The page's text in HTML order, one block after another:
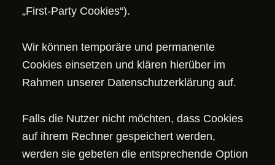
„First-Party Cookies“).
Wir können temporäre und permanente
Cookies einsetzen und klären hierüber im
Rahmen unserer Datenschutzerklärung auf.
Falls die Nutzer nicht möchten, dass Cookies
auf ihrem Rechner gespeichert werden,
werden sie gebeten die entsprechende Option